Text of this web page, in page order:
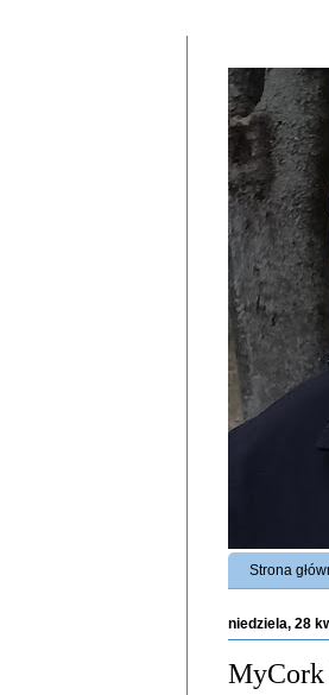
Strona
niedziela, 28
MyCork